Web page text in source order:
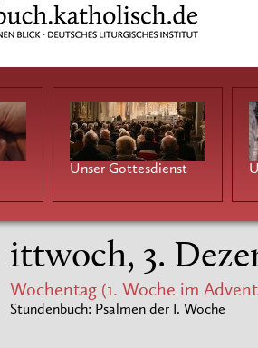
Unser Gottesdienst
ittwoch, 3.
Wochentag (1. Woche im
Stundenbuch: Psalmen der I. Woche